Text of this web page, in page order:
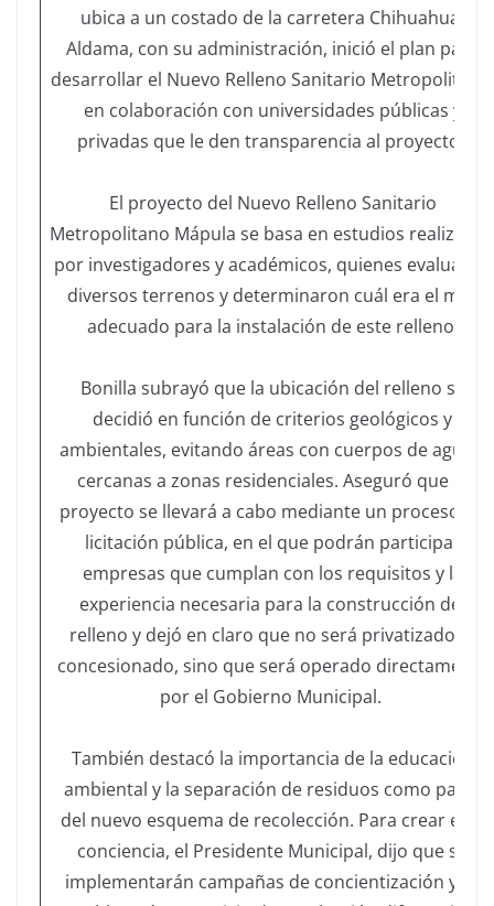
ubica a un costado de la carretera Chihuahua-
Aldama, con su administración, inició el plan para
desarrollar el Nuevo Relleno Sanitario Metropolitano,
en colaboración con universidades públicas y
privadas que le den transparencia al proyecto.
El proyecto del Nuevo Relleno Sanitario
Metropolitano Mápula se basa en estudios realizados
por investigadores y académicos, quienes evaluaron
diversos terrenos y determinaron cuál era el más
adecuado para la instalación de este relleno.
Bonilla subrayó que la ubicación del relleno se
decidió en función de criterios geológicos y
ambientales, evitando áreas con cuerpos de agua y
cercanas a zonas residenciales. Aseguró que el
proyecto se llevará a cabo mediante un proceso de
licitación pública, en el que podrán participar
empresas que cumplan con los requisitos y la
experiencia necesaria para la construcción del
relleno y dejó en claro que no será privatizado ni
concesionado, sino que será operado directamente
por el Gobierno Municipal.
También destacó la importancia de la educación
ambiental y la separación de residuos como parte
del nuevo esquema de recolección. Para crear esta
conciencia, el Presidente Municipal, dijo que se
implementarán campañas de concientización y se